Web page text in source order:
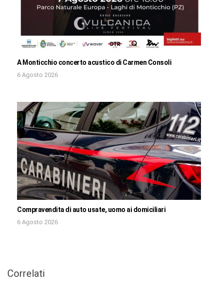
A Monticchio concerto acustico di Carmen Consoli
6 Agosto 2026
Compravendita di auto usate, uomo ai domiciliari
6 Agosto 2026
Correlati